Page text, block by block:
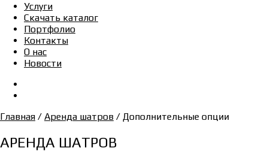
Услуги
Скачать каталог
Портфолио
Контакты
О нас
Новости
Главная / Аренда шатров / Дополнительные опции
АРЕНДА ШАТРОВ